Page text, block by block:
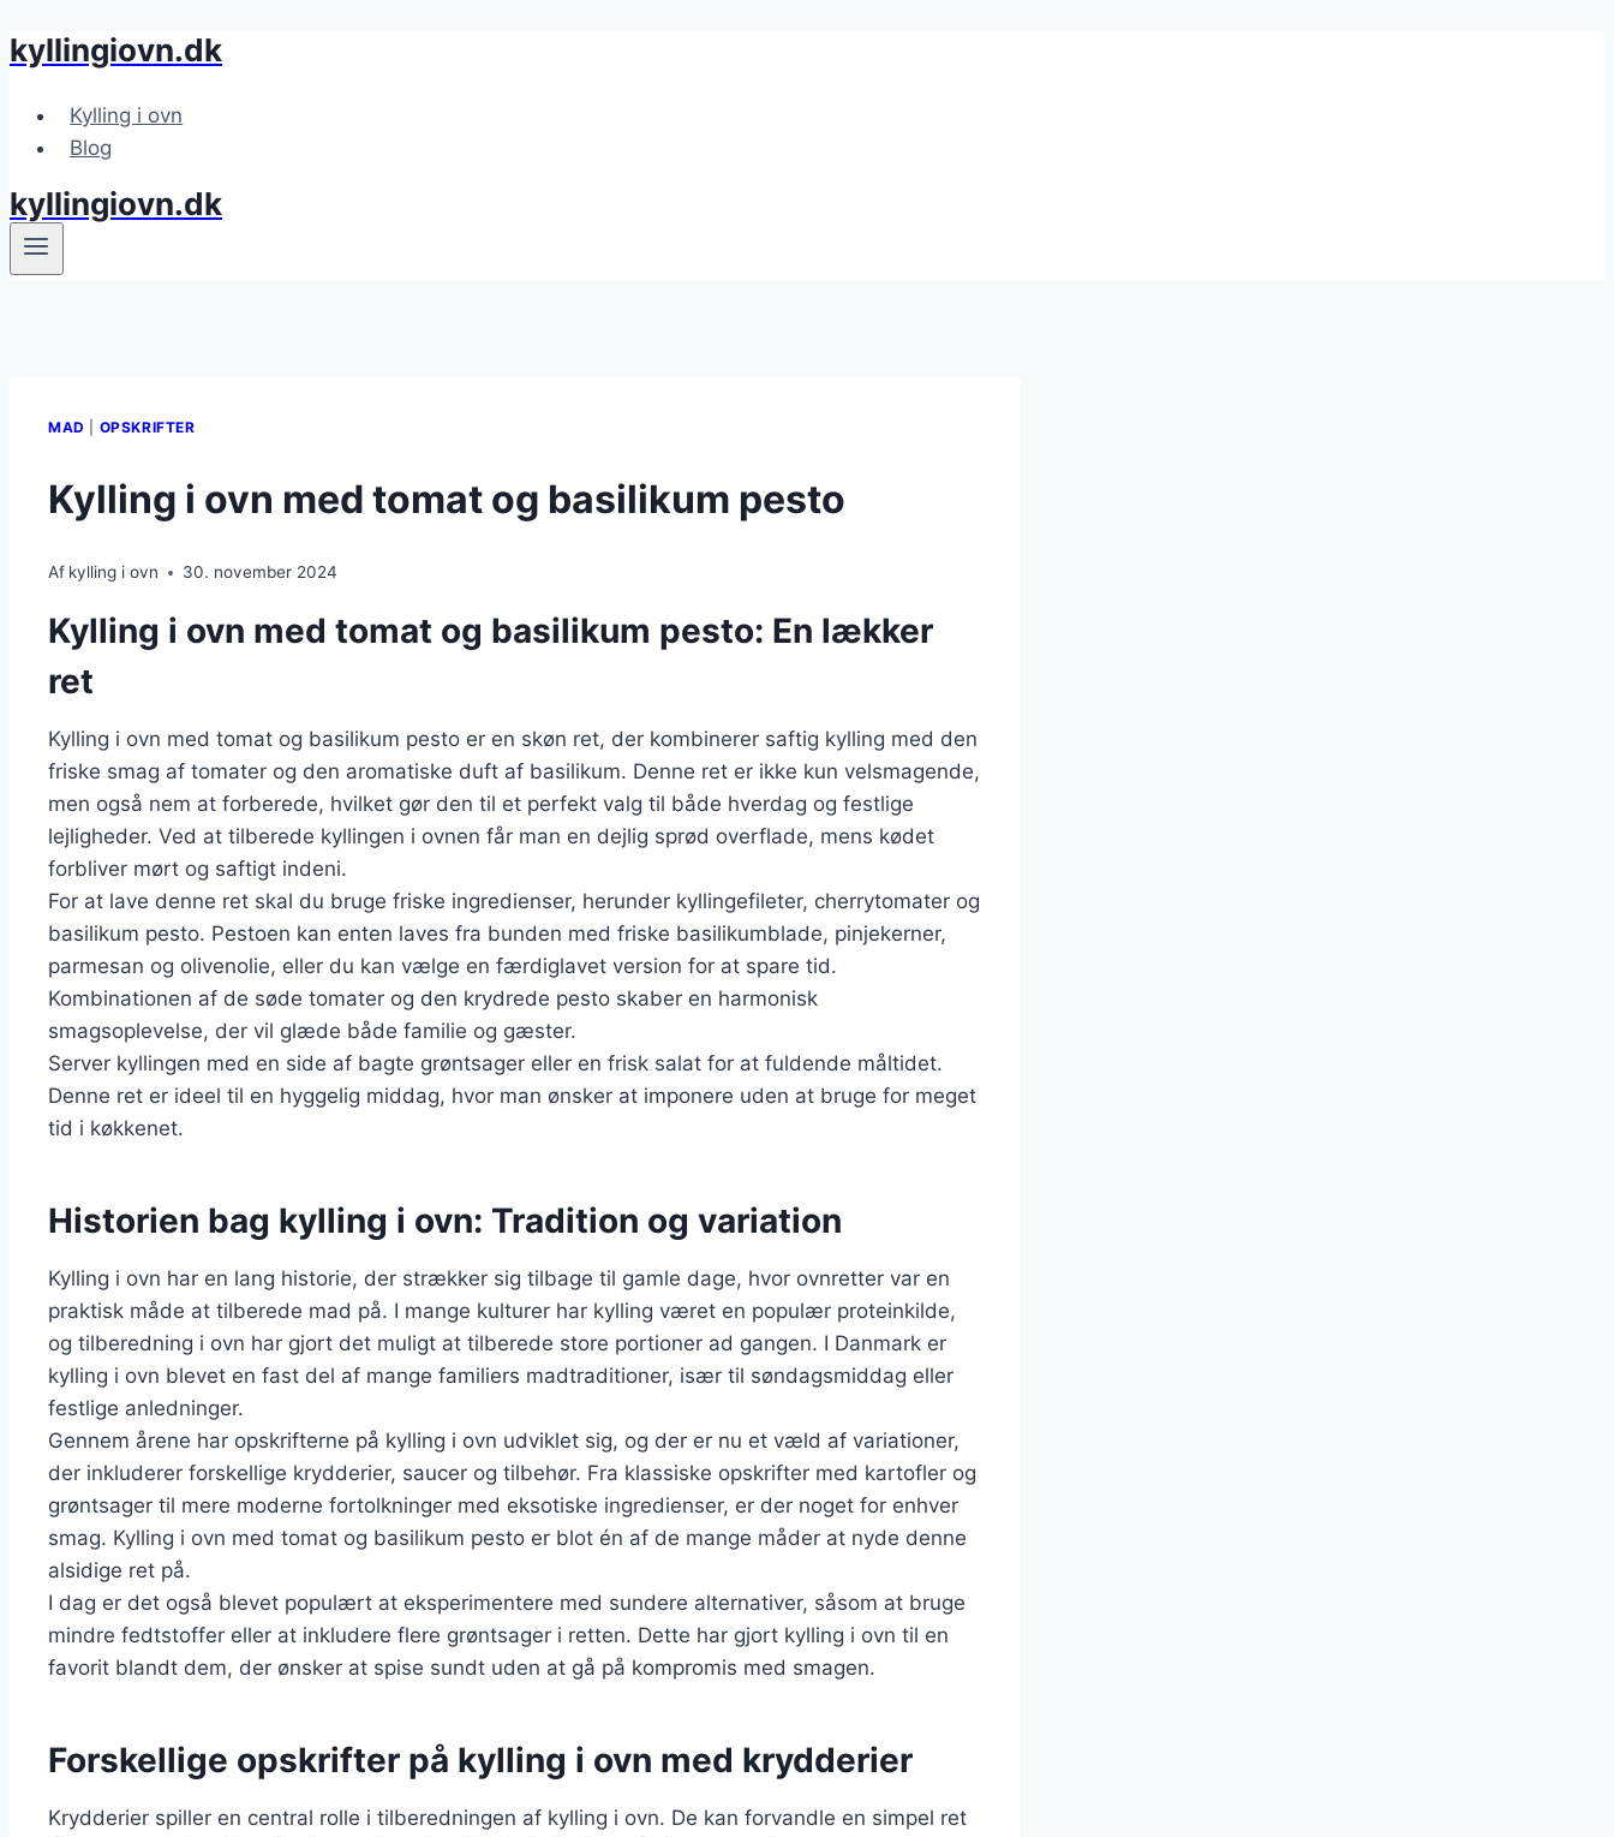
Fortsæt
indhold
kyllingiovn.dk
Kylling i ovn
Blog
kyllingiovn.dk
MAD OPSKRIFTER
Kylling i ovn med tomat og basilikum pesto
Af kylling i ovn 30. november 2024
Kylling i ovn med tomat og basilikum pesto: En lækker
ret
Kylling i ovn med tomat og basilikum pesto er en skøn ret, der kombinerer saftig kylling med den
friske smag af tomater og den aromatiske duft af basilikum. Denne ret er ikke kun velsmagende,
men også nem at forberede, hvilket gør den til et perfekt valg til både hverdag og festlige
lejligheder. Ved at tilberede kyllingen i ovnen får man en dejlig sprød overflade, mens kødet
forbliver mørt og saftigt indeni.
For at lave denne ret skal du bruge friske ingredienser, herunder kyllingefileter, cherrytomater og
basilikum pesto. Pestoen kan enten laves fra bunden med friske basilikumblade, pinjekerner,
parmesan og olivenolie, eller du kan vælge en færdiglavet version for at spare tid.
Kombinationen af de søde tomater og den krydrede pesto skaber en harmonisk
smagsoplevelse, der vil glæde både familie og gæster.
Server kyllingen med en side af bagte grøntsager eller en frisk salat for at fuldende måltidet.
Denne ret er ideel til en hyggelig middag, hvor man ønsker at imponere uden at bruge for meget
tid i køkkenet.
Historien bag kylling i ovn: Tradition og variation
Kylling i ovn har en lang historie, der strækker sig tilbage til gamle dage, hvor ovnretter var en
praktisk måde at tilberede mad på. I mange kulturer har kylling været en populær proteinkilde,
og tilberedning i ovn har gjort det muligt at tilberede store portioner ad gangen. I Danmark er
kylling i ovn blevet en fast del af mange familiers madtraditioner, især til søndagsmiddag eller
festlige anledninger.
Gennem årene har opskrifterne på kylling i ovn udviklet sig, og der er nu et væld af variationer,
der inkluderer forskellige krydderier, saucer og tilbehør. Fra klassiske opskrifter med kartofler og
grøntsager til mere moderne fortolkninger med eksotiske ingredienser, er der noget for enhver
smag. Kylling i ovn med tomat og basilikum pesto er blot én af de mange måder at nyde denne
alsidige ret på.
I dag er det også blevet populært at eksperimentere med sundere alternativer, såsom at bruge
mindre fedtstoffer eller at inkludere flere grøntsager i retten. Dette har gjort kylling i ovn til en
favorit blandt dem, der ønsker at spise sundt uden at gå på kompromis med smagen.
Forskellige opskrifter på kylling i ovn med krydderier
Krydderier spiller en central rolle i tilberedningen af kylling i ovn. De kan forvandle en simpel ret